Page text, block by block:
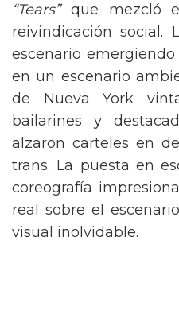
“Tears”que mezcló
reivindicación social.
escenario
en un escenario
de Nueva York
bailarines y
alzaron carteles en
trans. La puesta en
coreografía
real sobre el
visual inolvidable.